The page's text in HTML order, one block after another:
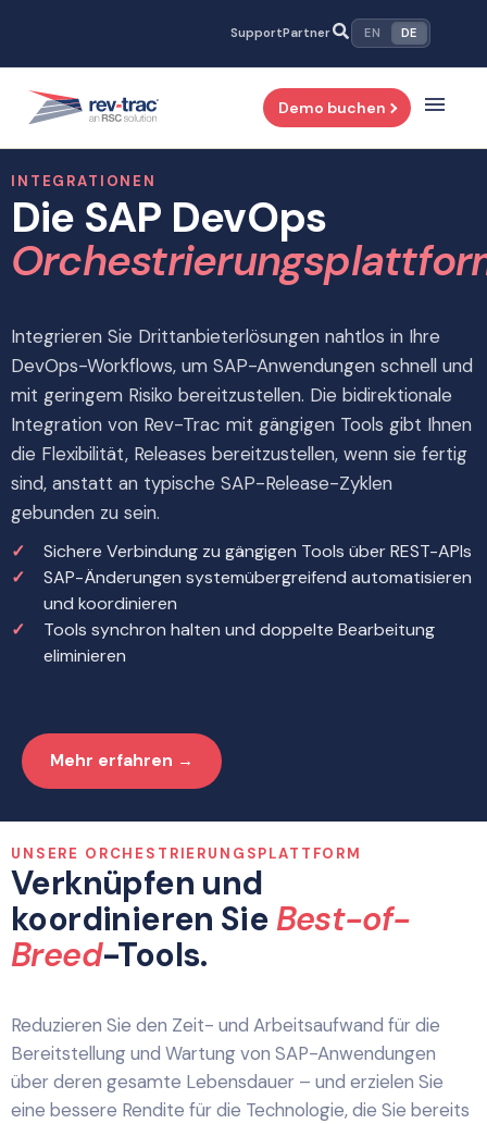
springen
SupportPartner EN DE
Demo buchen
INTEGRATIONEN
Die SAP DevOps
Integrieren Sie Drittanbieterlösungen nahtlos in Ihre
DevOps-Workflows, um SAP-Anwendungen schnell und
mit geringem Risiko bereitzustellen. Die bidirektionale
Integration von Rev-Trac mit gängigen Tools gibt Ihnen
die Flexibilität, Releases bereitzustellen, wenn sie fertig
sind, anstatt an typische SAP-Release-Zyklen
gebunden zu sein.
Sichere Verbindung zu gängigen Tools über REST-APIs
SAP-Änderungen systemübergreifend automatisieren
und koordinieren
Tools synchron halten und doppelte Bearbeitung
eliminieren
Mehr erfahren →
UNSERE ORCHESTRIERUNGSPLATTFORM
Verknüpfen und
koordinieren Sie Best-of-
Breed-Tools.
Reduzieren Sie den Zeit- und Arbeitsaufwand für die
Bereitstellung und Wartung von SAP-Anwendungen
über deren gesamte Lebensdauer – und erzielen Sie
eine bessere Rendite für die Technologie, die Sie bereits